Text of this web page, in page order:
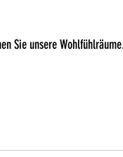
Sie unsere